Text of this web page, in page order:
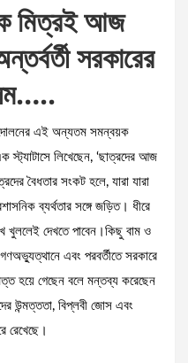
মিত্রই আজ
সরকারের
এই অন্যতম সমন্বয়ক
স্ট্যাটাসে লিখেছেন, ‘ছাত্রদের আজ
বৈধতার সংকট হলে, যারা যারা
ব্যর্থতার সঙ্গে জড়িত। ধীরে
দেখতে পাবেন।কিছু বাম ও
এবং পরবর্তীতে সরকারে
হয়ে গেছেন বলে মন্তব্য করেছেন
উন্মত্ততা, বিপ্লবী জোস এবং
রেখেছে।